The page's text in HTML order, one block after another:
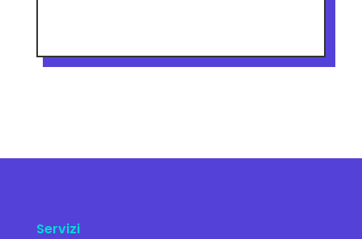
Servizi